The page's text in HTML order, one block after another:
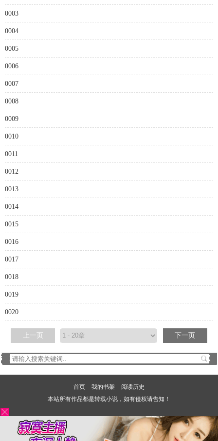
0003
0004
0005
0006
0007
0008
0009
0010
0011
0012
0013
0014
0015
0016
0017
0018
0019
0020
上一页 下一页
首页 我的书架
阅读历史
本站所有作品都是转载小说，如有侵权请告知！